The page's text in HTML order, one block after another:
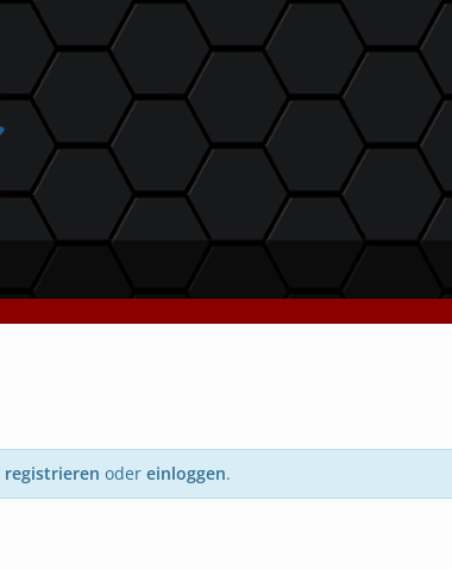
registrieren oder einloggen.